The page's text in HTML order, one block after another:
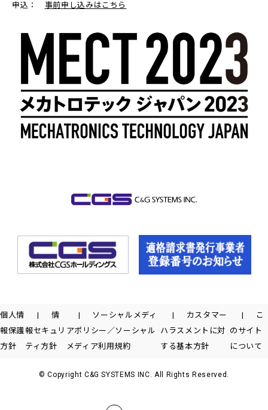
申込： 事前申し込みはこちら
個人情
報保護
方針
情
報セキュリ
ティ方針
ソーシャルメディ
アポリシー／ソーシャル
メディア利用規約
カスタマー
ハラスメントに対
する基本方針
こ
のサイト
について
© Copyright C&G SYSTEMS INC. All Rights Reserved.